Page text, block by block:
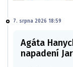
7. srpna 2026 18:59
Agáta
napadení